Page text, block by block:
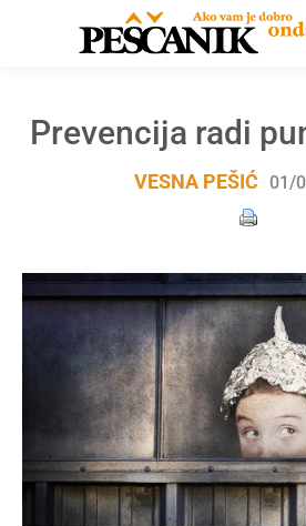
Prevencija radi
VESNA PEŠIĆ 01/